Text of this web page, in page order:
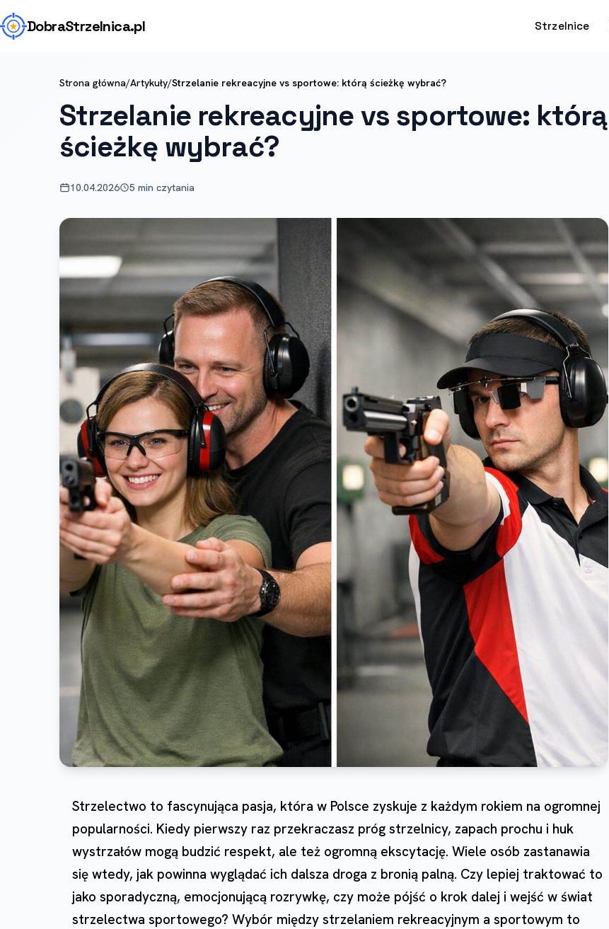
DobraStrzelnica.pl Strzelnice
Strona główna/Artykuły/Strzelanie rekreacyjne vs sportowe: którą ścieżkę wybrać?
Strzelanie rekreacyjne vs sportowe: którą
ścieżkę wybrać?
10.04.2026 5 min czytania
Strzelectwo to fascynująca pasja, która w Polsce zyskuje z każdym rokiem na ogromnej
popularności. Kiedy pierwszy raz przekraczasz próg strzelnicy, zapach prochu i huk
wystrzałów mogą budzić respekt, ale też ogromną ekscytację. Wiele osób zastanawia
się wtedy, jak powinna wyglądać ich dalsza droga z bronią palną. Czy lepiej traktować to
jako sporadyczną, emocjonującą rozrywkę, czy może pójść o krok dalej i wejść w świat
strzelectwa sportowego? Wybór między strzelaniem rekreacyjnym a sportowym to